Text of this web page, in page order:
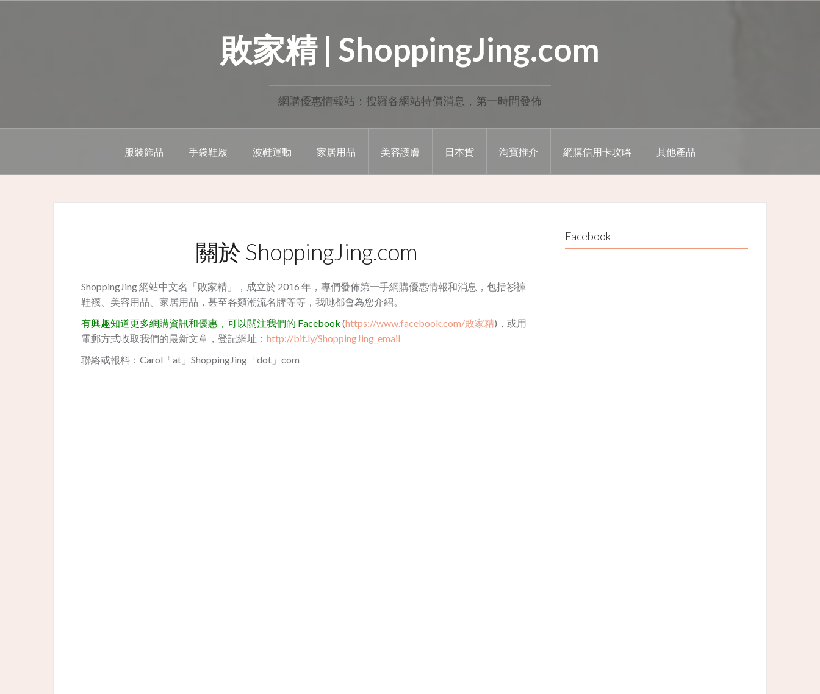
敗家精 | ShoppingJing.com
網購優惠情報站：搜羅各網站特價消息，第一時間發佈
服裝飾品 手袋鞋履 波鞋運動 家居用品 美容護膚 日本貨 淘寶推介 網購信用卡攻略 其他產品
關於 ShoppingJing.com
ShoppingJing 網站中文名「敗家精」，成立於 2016 年，專們發佈第一手網購優惠情報和消息，包括衫褲
鞋襪、美容用品、家居用品，甚至各類潮流名牌等等，我哋都會為您介紹。
有興趣知道更多網購資訊和優惠，可以關注我們的 Facebook (https://www.facebook.com/敗家精)，或用
電郵方式收取我們的最新文章，登記網址： http://bit.ly/ShoppingJing_email
聯絡或報料：Carol「at」ShoppingJing「dot」com
Facebook